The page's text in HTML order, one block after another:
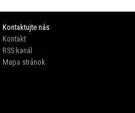
Kontaktujte nás
Kontakt
RSS kanál
Mapa stránok